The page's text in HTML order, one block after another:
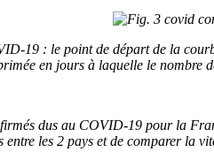
19 : le point de départ de la
en jours à laquelle le nombre
dus au COVID-19 pour la
les 2 pays et de comparer la